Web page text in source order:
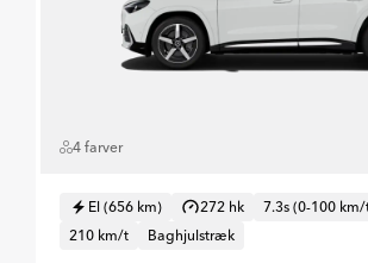
4 farver
El (656 km) 272 hk
7.3s (0-100
210 km/t
Baghjulstræk